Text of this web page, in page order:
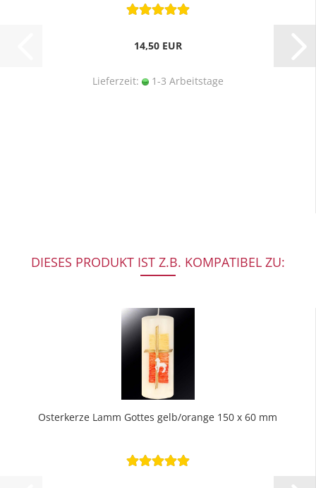
14,50 EUR
Lieferzeit: 1-3 Arbeitstage
DIESES PRODUKT IST Z.B. KOMPATIBEL ZU:
Osterkerze Lamm Gottes gelb/orange 150 x 60 mm